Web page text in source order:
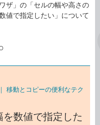
ザ」の「セルの幅や高さの
値で指定したい」について
移動とコピーの便利なテク
数値で指定した